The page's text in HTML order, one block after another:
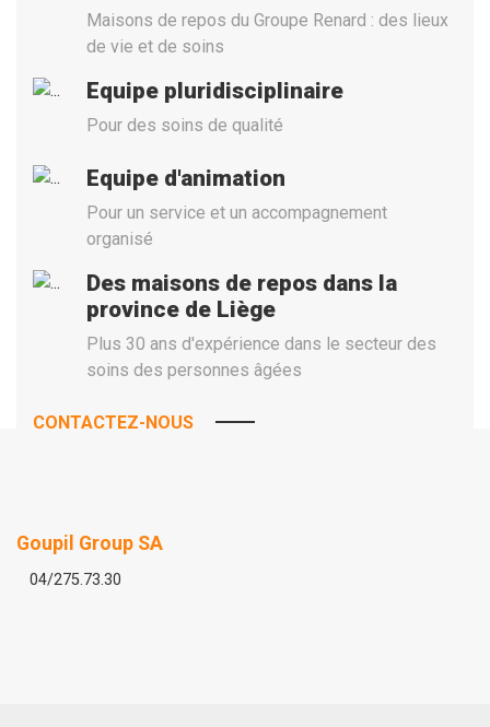
Maisons de repos du Groupe Renard : des lieux
de vie et de soins
Equipe pluridisciplinaire
Pour des soins de qualité
Equipe d'animation
Pour un service et un accompagnement
organisé
Des maisons de repos dans la
province de Liège
Plus 30 ans d'expérience dans le secteur des
soins des personnes âgées
CONTACTEZ-NOUS
Goupil Group SA
04/275.73.30